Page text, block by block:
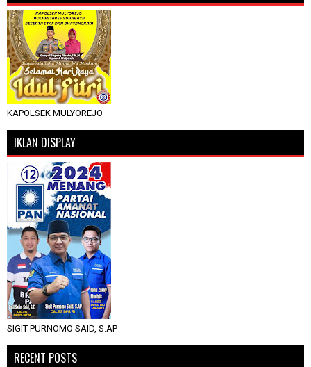
KAPOLSEK MULYOREJO
IKLAN DISPLAY
SIGIT PURNOMO SAID, S.AP
RECENT POSTS